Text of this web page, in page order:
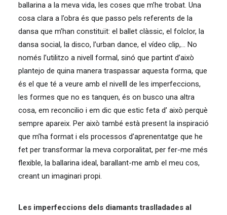
ballarina a la meva vida, les coses que m’he trobat. Una
cosa clara a l’obra és que passo pels referents de la
dansa que m’han constituït: el ballet clàssic, el folclor, la
dansa social, la disco, l’urban dance, el vídeo clip,… No
només l’utilitzo a nivell formal, sinó que partint d’això
plantejo de quina manera traspassar aquesta forma, que
és el que té a veure amb el nivelll de les imperfeccions,
les formes que no es tanquen, és on busco una altra
cosa, em reconcilio i em dic que estic feta d’ això perquè
sempre apareix. Per això també està present la inspiració
que m’ha format i els processos d’aprenentatge que he
fet per transformar la meva corporalitat, per fer-me més
flexible, la ballarina ideal, barallant-me amb el meu cos,
creant un imaginari propi.
Les imperfeccions dels diamants traslladades al